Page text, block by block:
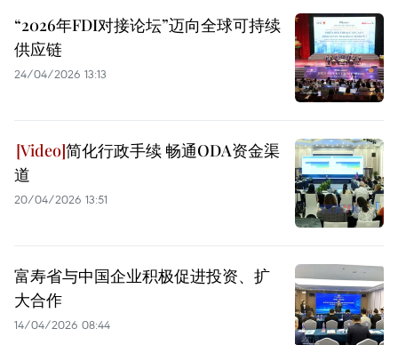
“2026年FDI对接论坛”迈向全球可持续
供应链
24/04/2026 13:13
简化行政手续 畅通ODA资金渠
道
20/04/2026 13:51
富寿省与中国企业积极促进投资、扩
大合作
14/04/2026 08:44